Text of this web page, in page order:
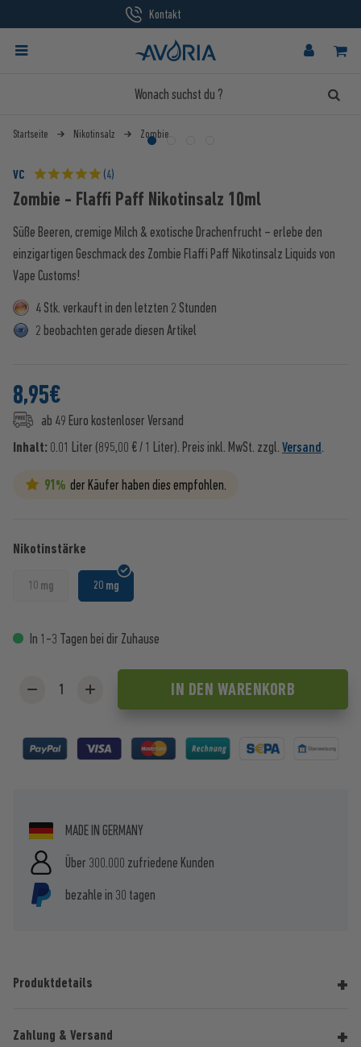
Kontakt
Startseite Nikotinsalz Zombie
VC (4)
Zombie - Flaffi Paff Nikotinsalz 10ml
Süße Beeren, cremige Milch & exotische Drachenfrucht – erlebe den
einzigartigen Geschmack des Zombie Flaffi Paff Nikotinsalz Liquids von
Vape Customs!
4 Stk. verkauft in den letzten 2 Stunden
2 beobachten gerade diesen Artikel
8,95€
ab 49 Euro kostenloser Versand
Inhalt: 0.01 Liter (895,00 € / 1 Liter). Preis inkl. MwSt. zzgl. Versand.
91% der Käufer haben dies empfohlen.
Nikotinstärke
10 mg 20 mg
In 1-3 Tagen bei dir Zuhause
IN DEN WARENKORB
MADE IN GERMANY
Über 300.000 zufriedene Kunden
bezahle in 30 tagen
Produktdetails
Zahlung & Versand